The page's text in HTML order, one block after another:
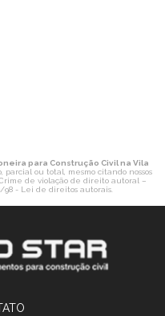
para Construção Civil na Vila
ou total, mesmo citando nossos
de violação de direito autoral –
98 - Lei de direitos autorais